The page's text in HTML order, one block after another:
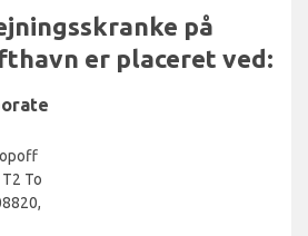
på
er placeret ved:
To